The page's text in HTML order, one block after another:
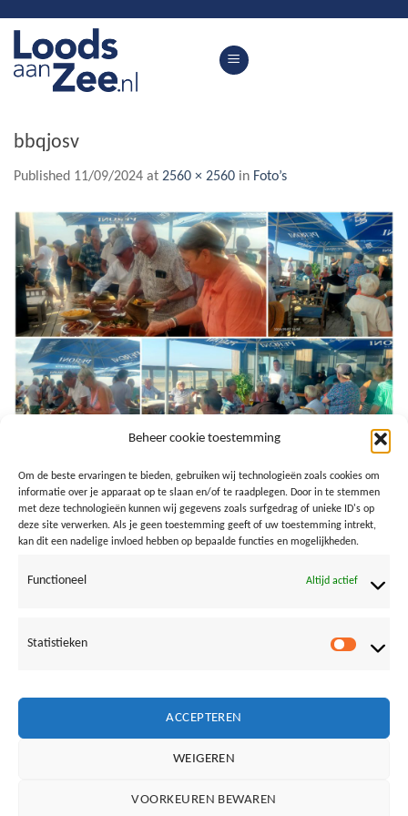
Beheer cookie toestemming
Om de beste ervaringen te bieden, gebruiken wij technologieën zoals cookies om
informatie over je apparaat op te slaan en/of te raadplegen. Door in te stemmen
met deze technologieën kunnen wij gegevens zoals surfgedrag of unieke ID's op
deze site verwerken. Als je geen toestemming geeft of uw toestemming intrekt,
kan dit een nadelige invloed hebben op bepaalde functies en mogelijkheden.
Functioneel Altijd actief
Statistieken
ACCEPTEREN
WEIGEREN
VOORKEUREN BEWAREN
content
bbqjosv
Published 11/09/2024 at 2560 × 2560 in Foto’s
Next→
Vrienden van Loods aan Zee: